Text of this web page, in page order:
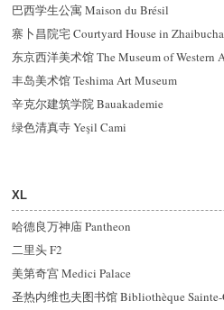
巴西学生公寓 Maison du Brésil
寨卜昌院宅 Courtyard House in
东京西洋美术馆 The Museum of Western
丰岛美术馆 Teshima Art Museum
辛克尔建筑学院 Bauakademie
绿色清真寺 Yeşil Cami
XL
哈德良万神庙 Pantheon
二里头 F2
美第奇宫 Medici Palace
圣热内维也夫图书馆 Bibliothèque Sainte-